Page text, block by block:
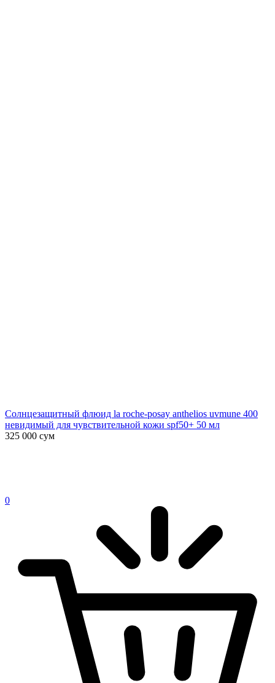
Солнцезащитный флюид la roche-posay anthelios uvmune 400
невидимый для чувствительной кожи spf50+ 50 мл
325 000 сум
0